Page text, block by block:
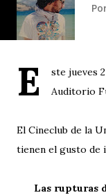
E
ste jueves
Auditorio
El Cineclub de la
tienen el gusto de
Las rupturas